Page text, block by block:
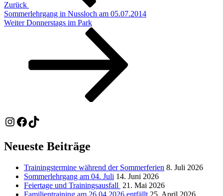
Zurück
Sommerlehrgang in Nussloch am 05.07.2014
Nächster
Weiter Donnerstags im Park
Instagram
Facebook
TikTok
Neueste Beiträge
Trainingstermine während der Sommerferien 8. Juli 2026
Sommerlehrgang am 04. Juli 14. Juni 2026
Feiertage und Trainingsausfall 21. Mai 2026